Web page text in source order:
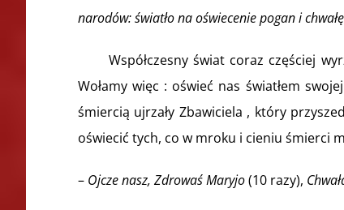
narodów: światło na oświecenie pogan i
Współczesny świat coraz częściej
Wołamy więc : oświeć nas światłem
śmiercią ujrzały Zbawiciela , który
oświecić tych, co w mroku i cieniu śmierci
– Ojcze nasz, Zdrowaś Maryjo(10 razy),